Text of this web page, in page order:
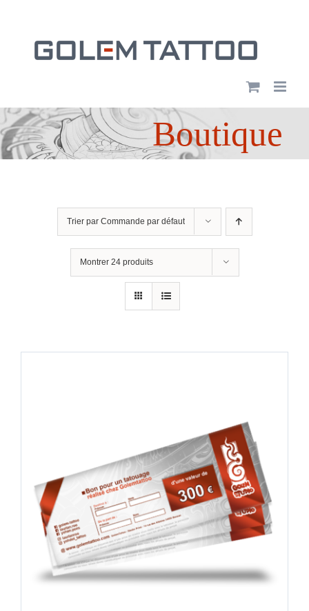
contenu
Boutique
Trier par Commande par défaut
Montrer 24 produits